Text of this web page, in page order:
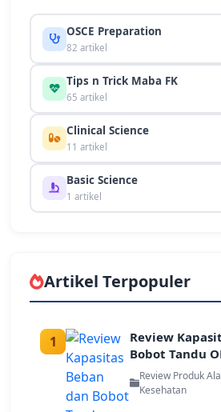
OSCE Preparation
82 artikel
Tips n Trick Maba FK
65 artikel
Clinical Science
11 artikel
Basic Science
1 artikel
Artikel Terpopuler
1
Review
Bobot Tandu
dan YDC-4A/
Tanggap
Review Produk
Kesehatan